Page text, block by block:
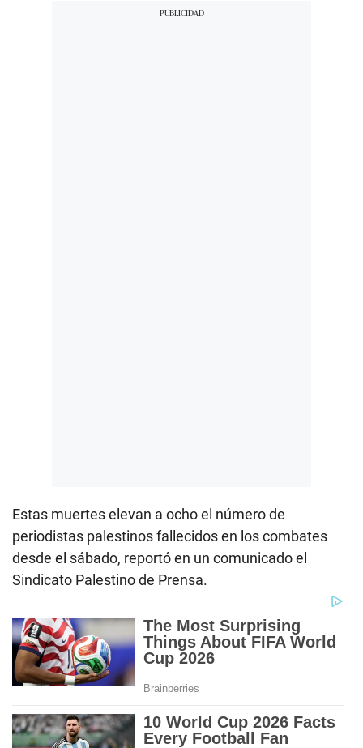
Estas muertes elevan a ocho el número de
periodistas palestinos fallecidos en los combates
desde el sábado, reportó en un comunicado el
Sindicato Palestino de Prensa.